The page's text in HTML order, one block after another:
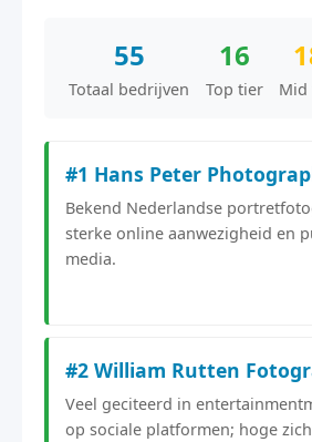
55
Totaal bedrijven
16
Top tier Mid
#1 Hans Peter
Bekend Nederlandse
sterke online aanwezigheid en
media.
#2 William Rutten
Veel geciteerd in
op sociale platformen; hoge